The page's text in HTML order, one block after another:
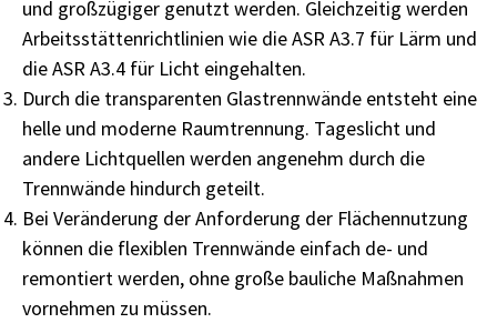
und großzügiger genutzt werden. Gleichzeitig werden
Arbeitsstättenrichtlinien wie die ASR A3.7 für Lärm und
die ASR A3.4 für Licht eingehalten.
Durch die transparenten Glastrennwände entsteht eine
helle und moderne Raumtrennung. Tageslicht und
andere Lichtquellen werden angenehm durch die
Trennwände hindurch geteilt.
Bei Veränderung der Anforderung der Flächennutzung
können die flexiblen Trennwände einfach de- und
remontiert werden, ohne große bauliche Maßnahmen
vornehmen zu müssen.